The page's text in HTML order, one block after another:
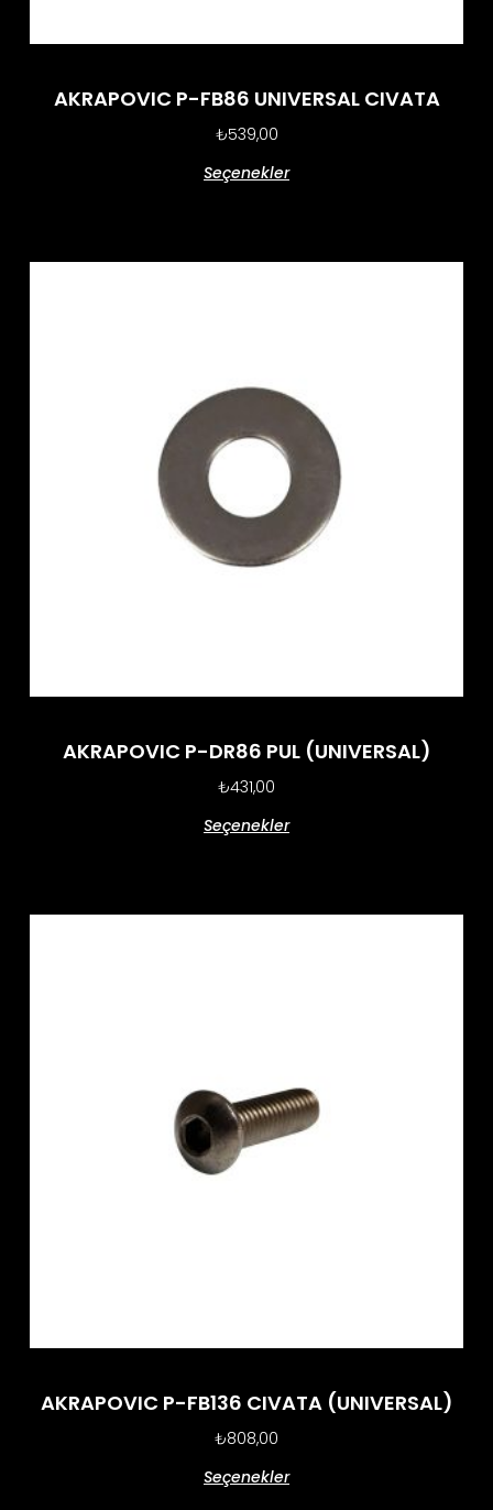
AKRAPOVIC P-FB86 UNIVERSAL CIVATA
₺539,00
Seçenekler
AKRAPOVIC P-DR86 PUL (UNIVERSAL)
₺431,00
Seçenekler
AKRAPOVIC P-FB136 CIVATA (UNIVERSAL)
₺808,00
Seçenekler